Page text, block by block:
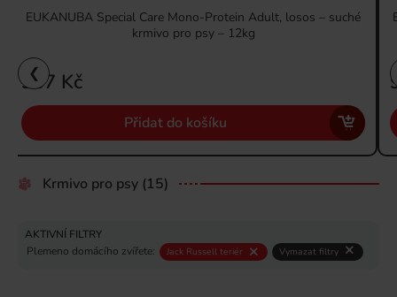
❮
EUKANUBA Special Care Mono-Protein Adult, losos – suché
krmivo pro psy – 12kg
937 Kč
Přidat do košíku
Krmivo pro psy (15)
AKTIVNÍ FILTRY
Plemeno domácího zvířete:
Jack Russell teriér Vymazat filtry